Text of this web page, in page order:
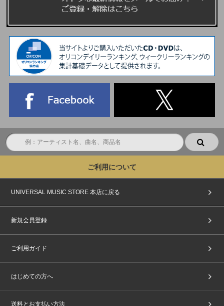
ご利用について
UNIVERSAL MUSIC STORE 本店に戻る
新規会員登録
ご利用ガイド
はじめての方へ
送料とお支払い方法